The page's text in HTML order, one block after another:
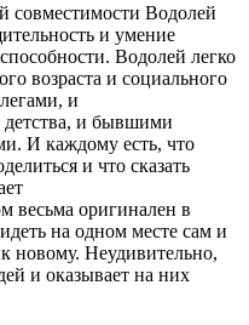
совместимости Водолей
и умение
Водолей легко
возраста и социального
и
и бывшими
И каждому есть, что
и что сказать
оригинален в
на одном месте сам и
новому. Неудивительно,
и оказывает на них